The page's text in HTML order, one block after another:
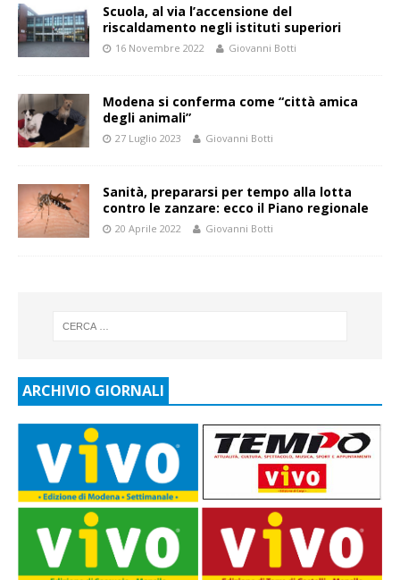
Scuola, al via l’accensione del
riscaldamento negli istituti superiori
16 Novembre 2022 Giovanni Botti
Modena si conferma come “città amica
degli animali”
27 Luglio 2023 Giovanni Botti
Sanità, prepararsi per tempo alla lotta
contro le zanzare: ecco il Piano regionale
20 Aprile 2022 Giovanni Botti
ARCHIVIO GIORNALI